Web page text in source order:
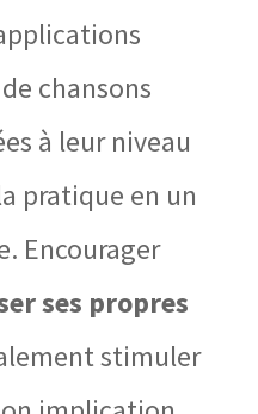
chansons
à leur niveau
pratique en un
Encourager
ses propres
stimuler